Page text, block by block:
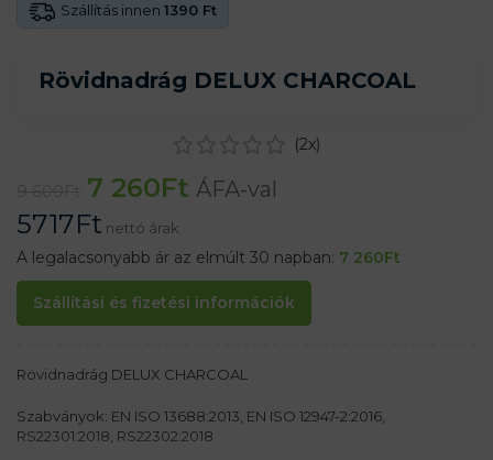
Rövidnadrág DELUX CHARCOAL
Szállítás innen 1390 Ft
(2x)
7 260Ft ÁFA-val
5717Ft nettó árak
A legalacsonyabb ár az elmúlt 30 napban: 7 260Ft
Szállítási és fizetési információk
Rövidnadrág DELUX CHARCOAL
Szabványok: EN ISO 13688:2013, EN ISO 12947-2:2016,
RS22301:2018, RS22302:2018